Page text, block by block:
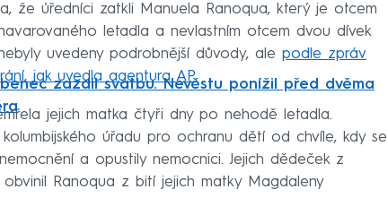
že úředníci zatkli Manuela Ranoqua, který je otcem
letadla a nevlastním otcem dvou dívek
uvedeny podrobnější důvody, ale podle zpráv
jak uvedla agentura AP.
zazdil svatbu. Nevěstu ponížil před dvěma
jejich matka čtyři dny po nehodě letadla.
úřadu pro ochranu dětí od chvíle, kdy se
a opustily nemocnici. Jejich dědeček z
obvinil Ranoqua z bití jejich matky Magdaleny